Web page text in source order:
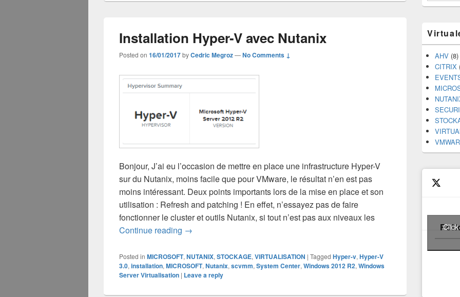
Installation Hyper-V avec Nutanix
Posted on 16/01/2017byCedric Megroz—No Comments ↓
Bonjour, J’ai eu l’occasion de mettre en place une infrastructure Hyper-V
sur du Nutanix, moins facile que pour VMware, le résultat n’en est pas
moins intéressant. Deux points importants lors de la mise en place et son
utilisation : Refresh and patching ! En effet, n’essayez pas de faire
fonctionner le cluster et outils Nutanix, si tout n’est pas aux niveaux les
Continue reading Installation Hyper-V avec Nutanix
→
Posted in MICROSOFT, NUTANIX, STOCKAGE, VIRTUALISATION | Tagged Hyper-v, Hyper-V
3.0, installation, MICROSOFT, Nutanix, scvmm, System Center, Windows 2012 R2, Windows
Server Virtualisation | Leave a reply
AHV (8)
CITRIX